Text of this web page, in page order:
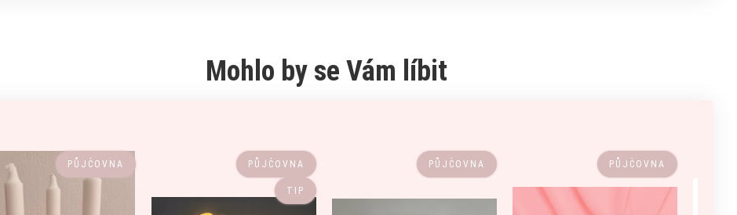
Mohlo by se Vám líbit
PŮJČOVNA PŮJČOVNA
TIP
PŮJČOVNA PŮJČOVNA